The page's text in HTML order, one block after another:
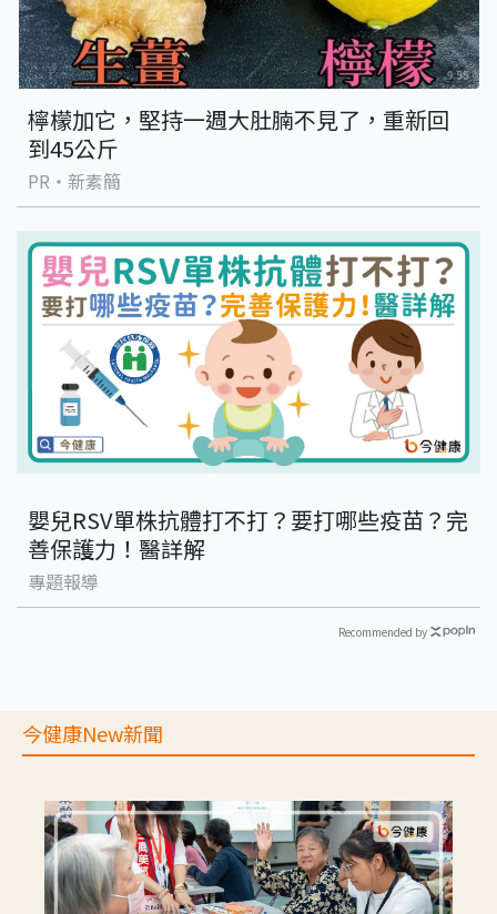
檸檬加它，堅持一週大肚腩不見了，重新回
到45公斤
PR・新素簡
嬰兒RSV單株抗體打不打？要打哪些疫苗？完
善保護力！醫詳解
專題報導
Recommended by
今健康New新聞